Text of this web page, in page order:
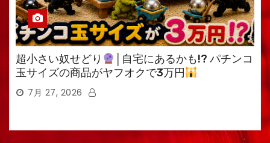
超小さい奴せどり
│自宅にあるかも!? パチンコ
玉サイズの商品がヤフオクで3万円
7月 27, 2026